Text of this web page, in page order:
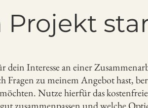
Projekt
dein Interesse an einer
Fragen zu meinem Angebot hast,
Nutze hierfür das